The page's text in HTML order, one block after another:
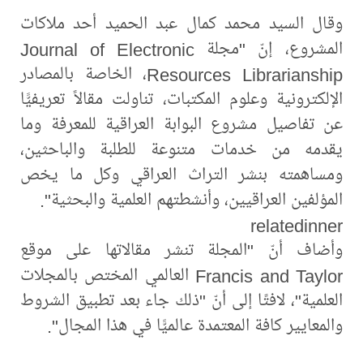
وقال السيد محمد كمال عبد الحميد أحد ملاكات
المشروع، إنّ "مجلة Journal of Electronic
Resources Librarianship، الخاصة بالمصادر
الإلكترونية وعلوم المكتبات، تناولت مقالاً تعريفيًّا
عن تفاصيل مشروع البوابة العراقية للمعرفة وما
يقدمه من خدمات متنوعة للطلبة والباحثين،
ومساهمته بنشر التراث العراقي وكل ما يخص
المؤلفين العراقيين، وأنشطتهم العلمية والبحثية".
relatedinner
وأضاف أنّ "المجلة تنشر مقالاتها على موقع
Francis and Taylor العالمي المختص بالمجلات
العلمية"، لافتًا إلى أنّ "ذلك جاء بعد تطبيق الشروط
والمعايير كافة المعتمدة عالميًّا في هذا المجال".